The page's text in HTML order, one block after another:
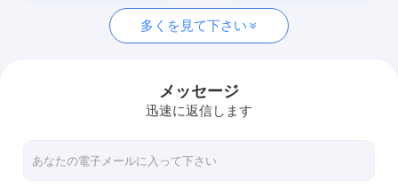
多くを見て下さい
メッセージ
迅速に返信します